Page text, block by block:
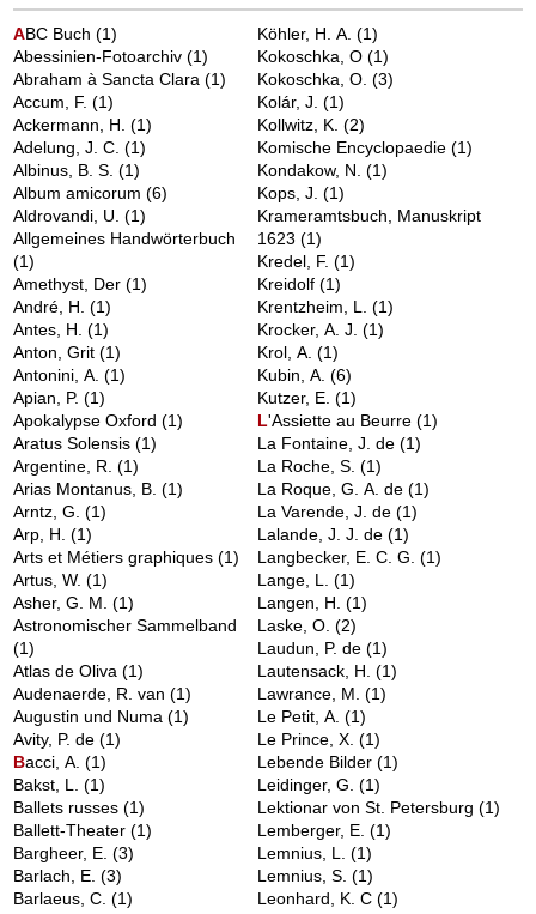
ABC Buch(1)
Abessinien-Fotoarchiv(1)
Abraham à Sancta Clara(1)
Accum, F.(1)
Ackermann, H.(1)
Adelung, J. C.(1)
Albinus, B. S.(1)
Album amicorum(6)
Aldrovandi, U.(1)
Allgemeines Handwörterbuch
(1)
Amethyst, Der(1)
André, H.(1)
Antes, H.(1)
Anton, Grit(1)
Antonini, A.(1)
Apian, P.(1)
Apokalypse Oxford(1)
Aratus Solensis(1)
Argentine, R.(1)
Arias Montanus, B.(1)
Arntz, G.(1)
Arp, H.(1)
Arts et Métiers graphiques(1)
Artus, W.(1)
Asher, G. M.(1)
Astronomischer Sammelband
(1)
Atlas de Oliva(1)
Audenaerde, R. van(1)
Augustin und Numa(1)
Avity, P. de(1)
Bacci, A.(1)
Bakst, L.(1)
Ballets russes(1)
Ballett-Theater(1)
Bargheer, E.(3)
Barlach, E.(3)
Barlaeus, C.(1)
Köhler, H. A.(1)
Kokoschka, O(1)
Kokoschka, O.(3)
Kolár, J.(1)
Kollwitz, K.(2)
Komische Encyclopaedie(1)
Kondakow, N.(1)
Kops, J.(1)
Krameramtsbuch, Manuskript
1623(1)
Kredel, F.(1)
Kreidolf(1)
Krentzheim, L.(1)
Krocker, A. J.(1)
Krol, A.(1)
Kubin, A.(6)
Kutzer, E.(1)
L'Assiette au Beurre(1)
La Fontaine, J. de(1)
La Roche, S.(1)
La Roque, G. A. de(1)
La Varende, J. de(1)
Lalande, J. J. de(1)
Langbecker, E. C. G.(1)
Lange, L.(1)
Langen, H.(1)
Laske, O.(2)
Laudun, P. de(1)
Lautensack, H.(1)
Lawrance, M.(1)
Le Petit, A.(1)
Le Prince, X.(1)
Lebende Bilder(1)
Leidinger, G.(1)
Lektionar von St. Petersburg(1)
Lemberger, E.(1)
Lemnius, L.(1)
Lemnius, S.(1)
Leonhard, K. C(1)